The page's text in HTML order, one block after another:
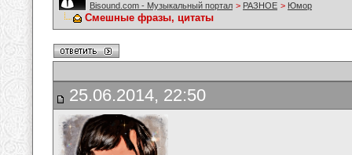
Bisound.com - Музыкальный портал > РАЗНОЕ > Юмор
Смешные фразы, цитаты
25.06.2014, 22:50